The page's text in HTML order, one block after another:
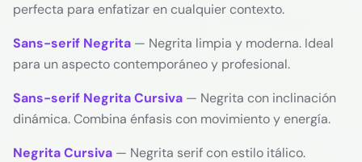
perfecta para enfatizar en cualquier contexto.
Sans-serif Negrita — Negrita limpia y moderna. Ideal
para un aspecto contemporáneo y profesional.
Sans-serif Negrita Cursiva — Negrita con inclinación
dinámica. Combina énfasis con movimiento y energía.
Negrita Cursiva — Negrita serif con estilo itálico.